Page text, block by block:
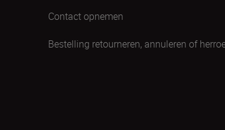
Contact opnemen
Bestelling retourneren, annuleren of